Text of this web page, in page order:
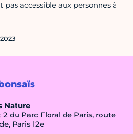
Nature
2 du Parc Floral de Paris, route
Paris 12e
pas accessible aux personnes à